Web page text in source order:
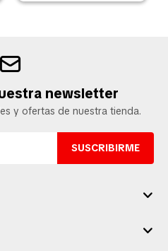
newsletter
y ofertas de nuestra tienda.
SUSCRIBIRME